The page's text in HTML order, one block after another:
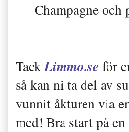
Champagne
TackLimmo.se för
så kan ni ta del av
vunnit åkturen via
med! Bra start på